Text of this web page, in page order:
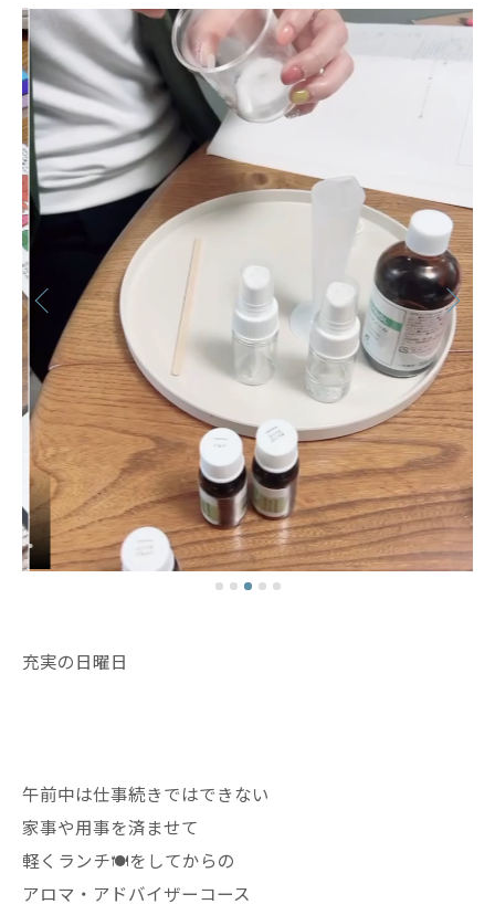
充実の日曜日
午前中は仕事続きではできない
家事や用事を済ませて
軽くランチ🍽️をしてからの
アロマ・アドバイザーコース